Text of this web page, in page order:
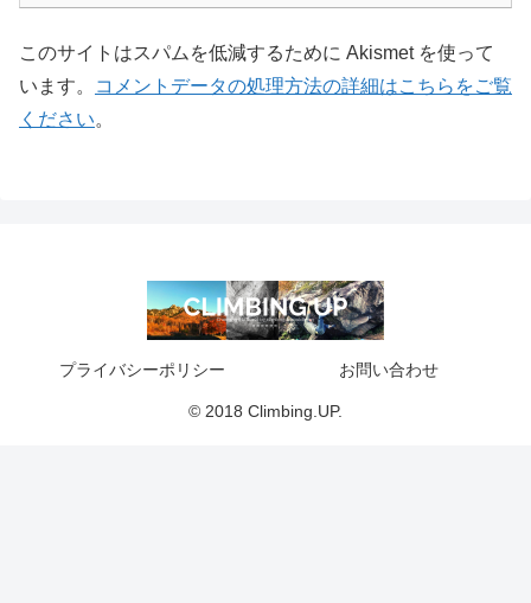
このサイトはスパムを低減するために Akismet を使って
います。
コメントデータの処理方法の詳細はこちらをご覧
ください。
プライバシーポリシー お問い合わせ
© 2018 Climbing.UP.